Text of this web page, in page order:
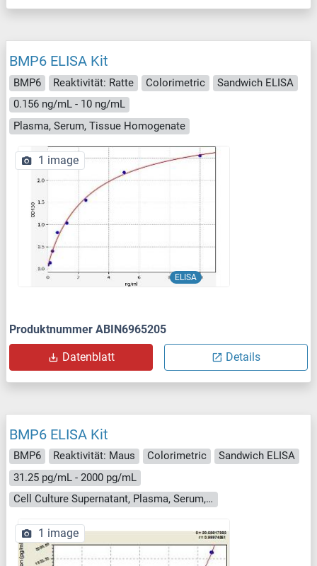
BMP6 ELISA Kit
BMP6 Reaktivität: Ratte Colorimetric
Sandwich ELISA
0.156 ng/mL - 10 ng/mL
Plasma, Serum, Tissue Homogenate
ELISA
1 image
Produktnummer ABIN6965205
Datenblatt Details
BMP6 ELISA Kit
BMP6 Reaktivität: Maus Colorimetric
Sandwich ELISA
31.25 pg/mL - 2000 pg/mL
Cell Culture Supernatant, Plasma, Serum, Tissue Homogenate
1 image